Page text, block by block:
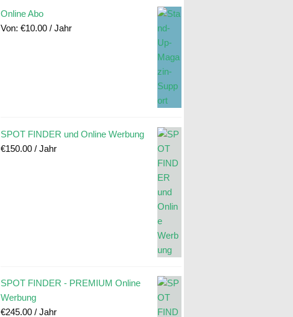
Online Abo
Von: €10.00 / Jahr
SPOT FINDER und Online Werbung
€150.00 / Jahr
SPOT FINDER - PREMIUM Online
Werbung
€245.00 / Jahr